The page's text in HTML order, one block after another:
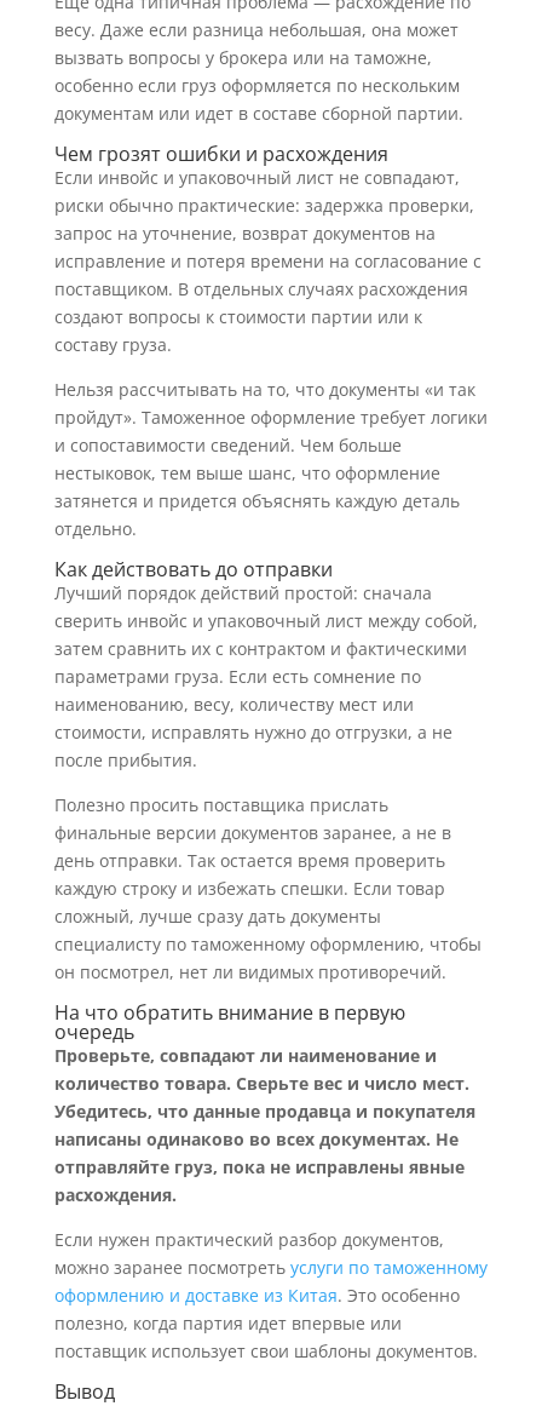
весу. Даже если разница небольшая, она может
вызвать вопросы у брокера или на таможне,
особенно если груз оформляется по нескольким
документам или идет в составе сборной партии.
Чем грозят ошибки и расхождения
Если инвойс и упаковочный лист не совпадают,
риски обычно практические: задержка проверки,
запрос на уточнение, возврат документов на
исправление и потеря времени на согласование с
поставщиком. В отдельных случаях расхождения
создают вопросы к стоимости партии или к
составу груза.
Нельзя рассчитывать на то, что документы «и так
пройдут». Таможенное оформление требует логики
и сопоставимости сведений. Чем больше
нестыковок, тем выше шанс, что оформление
затянется и придется объяснять каждую деталь
отдельно.
Как действовать до отправки
Лучший порядок действий простой: сначала
сверить инвойс и упаковочный лист между собой,
затем сравнить их с контрактом и фактическими
параметрами груза. Если есть сомнение по
наименованию, весу, количеству мест или
стоимости, исправлять нужно до отгрузки, а не
после прибытия.
Полезно просить поставщика прислать
финальные версии документов заранее, а не в
день отправки. Так остается время проверить
каждую строку и избежать спешки. Если товар
сложный, лучше сразу дать документы
специалисту по таможенному оформлению, чтобы
он посмотрел, нет ли видимых противоречий.
На что обратить внимание в первую
очередь
Проверьте, совпадают ли наименование и
количество товара. Сверьте вес и число мест.
Убедитесь, что данные продавца и покупателя
написаны одинаково во всех документах. Не
отправляйте груз, пока не исправлены явные
расхождения.
Если нужен практический разбор документов,
можно заранее посмотреть услуги по таможенному
оформлению и доставке из Китая. Это особенно
полезно, когда партия идет впервые или
поставщик использует свои шаблоны документов.
Вывод